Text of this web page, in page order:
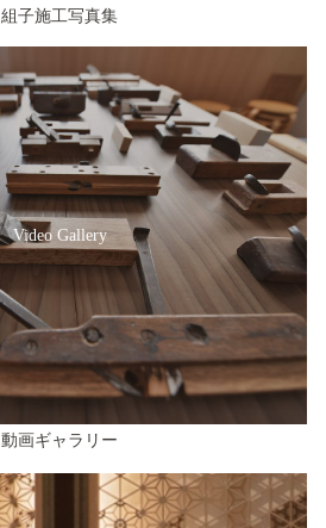
組子施工写真集
Video Gallery
動画ギャラリー